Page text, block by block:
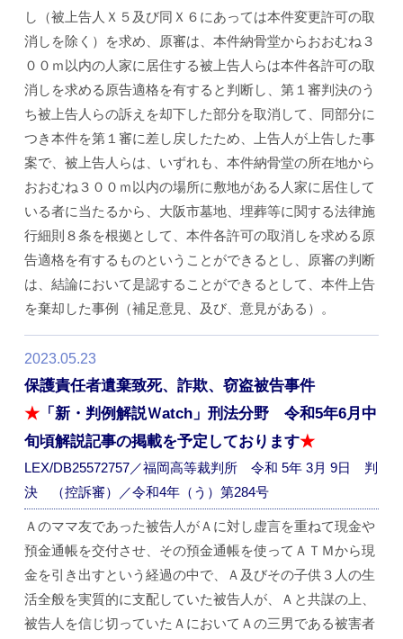
し（被上告人Ｘ５及び同Ｘ６にあっては本件変更許可の取
消しを除く）を求め、原審は、本件納骨堂からおおむね３
００ｍ以内の人家に居住する被上告人らは本件各許可の取
消しを求める原告適格を有すると判断し、第１審判決のう
ち被上告人らの訴えを却下した部分を取消して、同部分に
つき本件を第１審に差し戻したため、上告人が上告した事
案で、被上告人らは、いずれも、本件納骨堂の所在地から
おおむね３００ｍ以内の場所に敷地がある人家に居住して
いる者に当たるから、大阪市墓地、埋葬等に関する法律施
行細則８条を根拠として、本件各許可の取消しを求める原
告適格を有するものということができるとし、原審の判断
は、結論において是認することができるとして、本件上告
を棄却した事例（補足意見、及び、意見がある）。
2023.05.23
保護責任者遺棄致死、詐欺、窃盗被告事件
★ 「新・判例解説Ｗatch」刑法分野 令和5年6月中
旬頃解説記事の掲載を予定しております★
LEX/DB25572757／福岡高等裁判所 令和 5年 3月 9日 判
決 （控訴審）／令和4年（う）第284号
Ａのママ友であった被告人がＡに対し虚言を重ねて現金や
預金通帳を交付させ、その預金通帳を使ってＡＴＭから現
金を引き出すという経過の中で、Ａ及びその子供３人の生
活全般を実質的に支配していた被告人が、Ａと共謀の上、
被告人を信じ切っていたＡにおいてＡの三男である被害者